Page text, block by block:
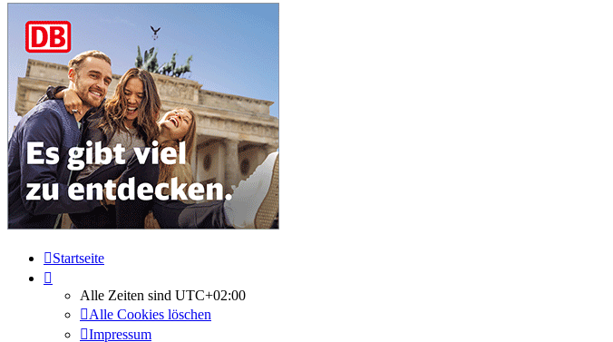
Startseite
Alle Zeiten sind UTC+02:00
Alle Cookies löschen
Impressum